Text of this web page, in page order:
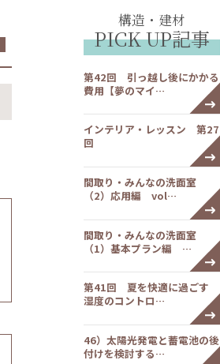
構造・建材
PICK UP記事
第42回 引っ越し後にかかる
費用【夢のマイ…
インテリア・レッスン 第27
回
間取り・みんなの洗面室
（2）応用編 vol…
間取り・みんなの洗面室
（1）基本プラン編 …
第41回 夏を快適に過ごす
湿度のコントロ…
46）太陽光発電と蓄電池の後
付けを検討する…